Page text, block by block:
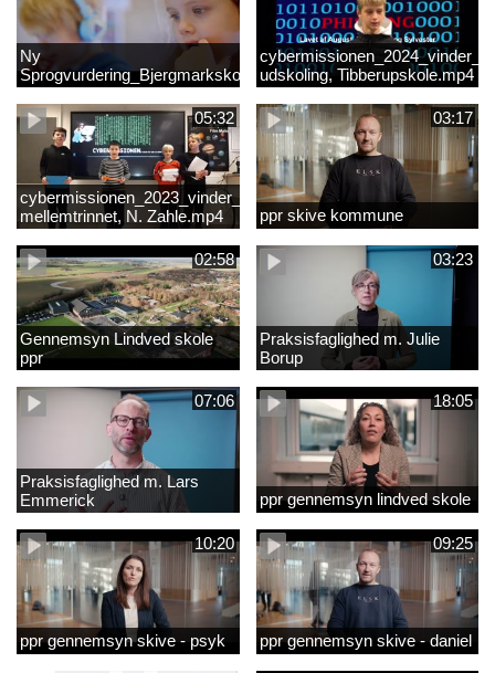
Ny
Sprogvurdering_Bjergmarkskolne_CUKudskoling, Tibberupskole.mp4
05:32
cybermissionen_2023_vinder_Vinder
mellemtrinnet, N. Zahle.mp4
03:17
ppr skive kommune
02:58
Gennemsyn Lindved skole
ppr
03:23
Praksisfaglighed m. Julie
Borup
07:06
Praksisfaglighed m. Lars
Emmerick
18:05
ppr gennemsyn lindved skole
10:20
ppr gennemsyn skive - psyk
09:25
ppr gennemsyn skive - daniel